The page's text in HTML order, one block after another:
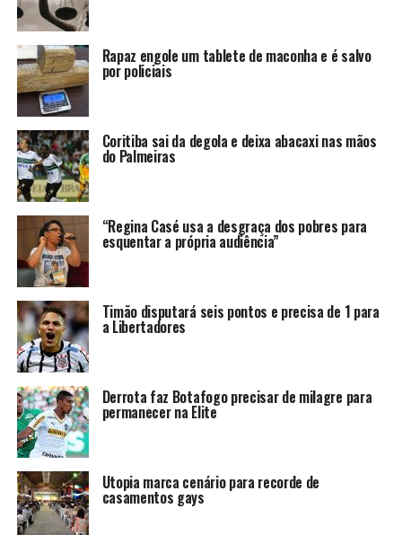
Rapaz engole um tablete de maconha e é salvo
por policiais
Coritiba sai da degola e deixa abacaxi nas mãos
do Palmeiras
“Regina Casé usa a desgraça dos pobres para
esquentar a própria audiência”
Timão disputará seis pontos e precisa de 1 para
a Libertadores
Derrota faz Botafogo precisar de milagre para
permanecer na Elite
Utopia marca cenário para recorde de
casamentos gays